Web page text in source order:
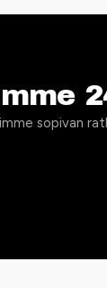
sopivan